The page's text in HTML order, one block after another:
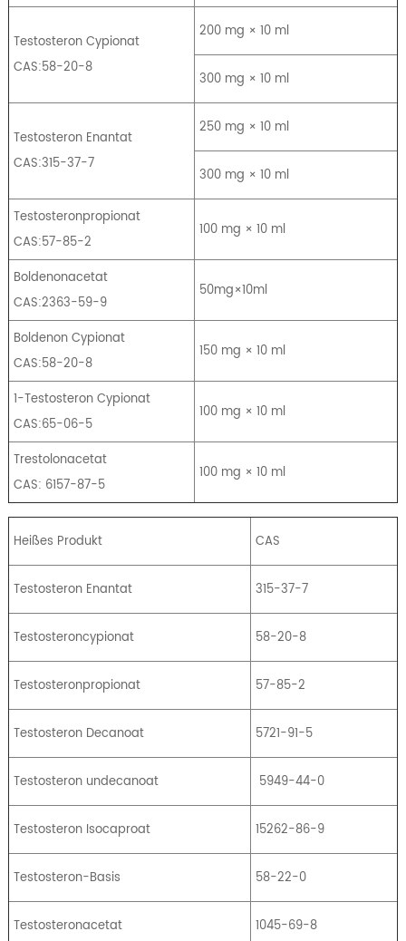
Testosteron Cypionat
CAS:58-20-8
200 mg × 10 ml
300 mg × 10 ml
Testosteron Enantat
CAS:315-37-7
250 mg × 10 ml
300 mg × 10 ml
Testosteronpropionat
CAS:57-85-2
100 mg × 10 ml
Boldenonacetat
CAS:2363-59-9
50mg×10ml
Boldenon Cypionat
CAS:58-20-8
150 mg × 10 ml
1-Testosteron Cypionat
CAS:65-06-5
100 mg × 10 ml
Trestolonacetat
CAS: 6157-87-5
100 mg × 10 ml
Heißes Produkt CAS
Testosteron Enantat 315-37-7
Testosteroncypionat 58-20-8
Testosteronpropionat 57-85-2
Testosteron Decanoat 5721-91-5
Testosteron undecanoat 5949-44-0
Testosteron Isocaproat 15262-86-9
Testosteron-Basis 58-22-0
Testosteronacetat 1045-69-8